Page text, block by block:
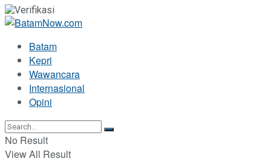
Batam
Kepri
Wawancara
Internasional
Opini
No Result
View All Result